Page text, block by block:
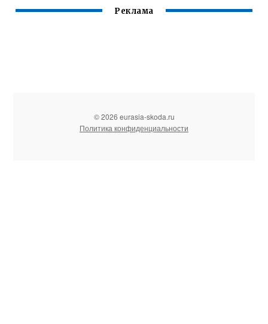
Реклама
© 2026 eurasia-skoda.ru
Политика конфиденциальности